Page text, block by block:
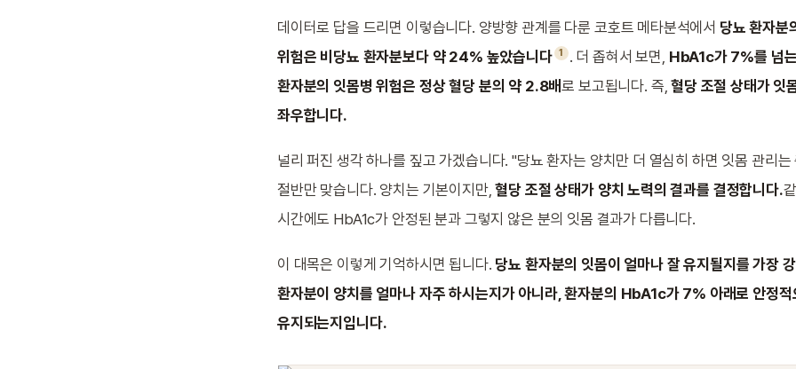
데이터로 답을 드리면 이렇습니다. 양방향 관계를 다룬 코호트 메타분석에서 당뇨 환자분
위험은 비당뇨 환자분보다 약 24% 높았습니다 1 . 더 좁혀서 보면, HbA1c가 7%를 넘
환자분의 잇몸병 위험은 정상 혈당 분의 약 2.8배로 보고됩니다. 즉,혈당 조절 상태가 잇
좌우합니다.
널리 퍼진 생각 하나를 짚고 가겠습니다. "당뇨 환자는 양치만 더 열심히 하면 잇몸 관리
절반만 맞습니다. 양치는 기본이지만,혈당 조절 상태가 양치 노력의 결과를 결정합니다.
시간에도 HbA1c가 안정된 분과 그렇지 않은 분의 잇몸 결과가 다릅니다.
이 대목은 이렇게 기억하시면 됩니다. 당뇨 환자분의 잇몸이 얼마나 잘 유지될지를 가장
환자분이 양치를 얼마나 자주 하시는지가 아니라, 환자분의 HbA1c가 7% 아래로 안정적
유지되는지입니다.